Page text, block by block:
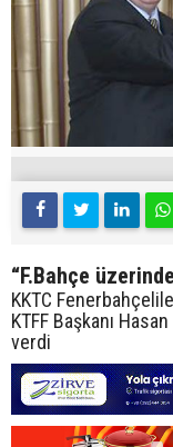
“F.Bahçe
KKTC
KTFF Başkanı
verdi